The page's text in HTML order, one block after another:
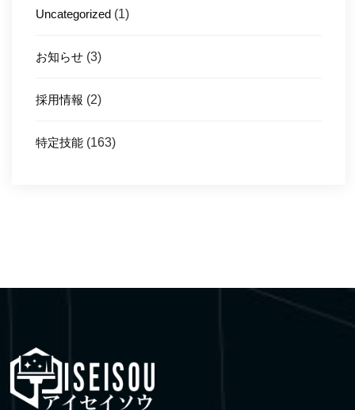
Uncategorized (1)
お知らせ (3)
採用情報 (2)
特定技能 (163)